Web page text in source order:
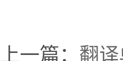
上一篇： 翻